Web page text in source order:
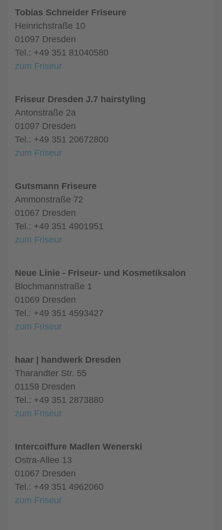
Tobias Schneider Friseure
Heinrichstraße 10
01097 Dresden
Tel.: +49 351 81040580
zum Friseur
Friseur Dresden J.7 hairstyling
Antonstraße 2a
01097 Dresden
Tel.: +49 351 20672800
zum Friseur
Gutsmann Friseure
Ammonstraße 72
01067 Dresden
Tel.: +49 351 4901951
zum Friseur
Neue Linie - Friseur- und Kosmetiksalon
Blochmannstraße 1
01069 Dresden
Tel.: +49 351 4593427
zum Friseur
haar | handwerk Dresden
Tharandter Str. 55
01159 Dresden
Tel.: +49 351 2873880
zum Friseur
Intercoiffure Madlen Wenerski
Ostra-Allee 13
01067 Dresden
Tel.: +49 351 4962060
zum Friseur